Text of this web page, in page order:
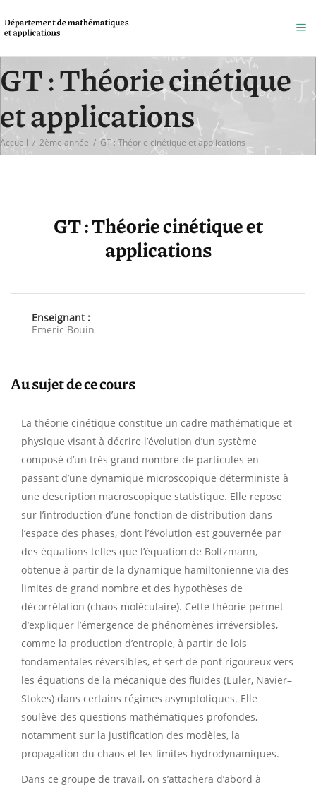
GT : Théorie cinétique
et applications
Accueil / 2ème année / GT : Théorie cinétique et applications
GT : Théorie cinétique et
applications
Enseignant :
Emeric Bouin
Au sujet de ce cours
La théorie cinétique constitue un cadre mathématique et
physique visant à décrire l’évolution d’un système
composé d’un très grand nombre de particules en
passant d’une dynamique microscopique déterministe à
une description macroscopique statistique. Elle repose
sur l’introduction d’une fonction de distribution dans
l’espace des phases, dont l’évolution est gouvernée par
des équations telles que l’équation de Boltzmann,
obtenue à partir de la dynamique hamiltonienne via des
limites de grand nombre et des hypothèses de
décorrélation (chaos moléculaire). Cette théorie permet
d’expliquer l’émergence de phénomènes irréversibles,
comme la production d’entropie, à partir de lois
fondamentales réversibles, et sert de pont rigoureux vers
les équations de la mécanique des fluides (Euler, Navier–
Stokes) dans certains régimes asymptotiques. Elle
soulève des questions mathématiques profondes,
notamment sur la justification des modèles, la
propagation du chaos et les limites hydrodynamiques.
Dans ce groupe de travail, on s’attachera d’abord à